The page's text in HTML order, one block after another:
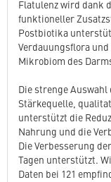
Flatulenz wird dank
funktioneller
Postbiotika
Verdauungsflora
Mikrobiom des
Die strenge
Stärkequelle,
unterstützt die
Nahrung und die
Die Verbesserung
Tagen unterstützt.
Daten bei 121